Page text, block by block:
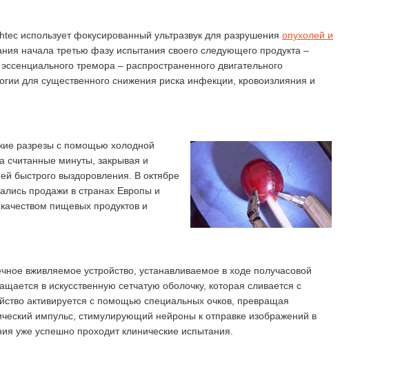
использует фокусированный ультразвук для разрушения опухолей и
начала третью фазу испытания своего следующего продукта –
тремора – распространенного двигательного
для существенного снижения риска инфекции, кровоизлияния и
разрезы с помощью холодной
считанные минуты, закрывая и
быстрого выздоровления. В октябре
продажи в странах Европы и
пищевых продуктов и
вживляемое устройство, устанавливаемое в ходе получасовой
в искусственную сетчатую оболочку, которая сливается с
активируется с помощью специальных очков, превращая
импульс, стимулирующий нейроны к отправке изображений в
уже успешно проходит клинические испытания.